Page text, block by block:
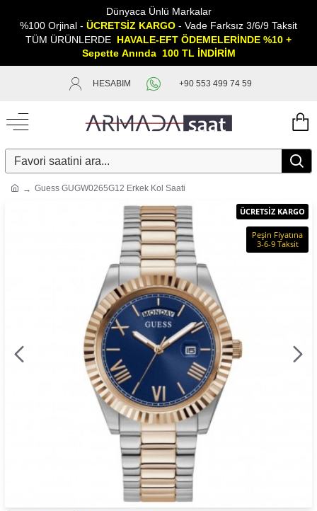
Dünyaca Ünlü Markalar
%100 Orjinal - ÜCRETSİZ KARGO - Vade Farksız 3/6/9 Taksit
TÜM ÜRÜNLERDE HAVALE-EFT ÖDEMELERİNDE %10 +
Sepette Anında 100 TL İNDİRİM
HESABIM +90 553 499 74 59
Guess GUGW0265G12 Erkek Kol Saati
ÜCRETSİZ KARGO
Peşin Fiyatına
3-6-9 Taksit